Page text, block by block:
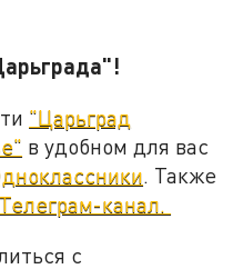
"Царьград
в удобном для вас
. Также
Телеграм-канал.
с